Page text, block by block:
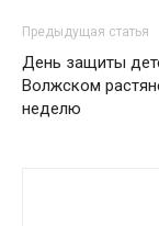
Предыдущая статья
День защиты
Волжском
неделю